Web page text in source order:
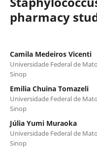
pharmacy
Camila Medeiros Vicenti
Universidade Federal de
Sinop
Emilia Chuina Tomazeli
Universidade Federal de
Sinop
Júlia Yumi Muraoka
Universidade Federal de
Sinop